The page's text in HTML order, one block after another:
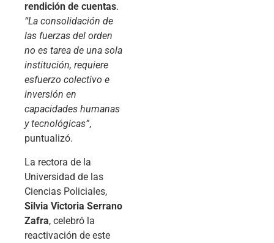
rendición de cuentas.
“La consolidación de
las fuerzas del orden
no es tarea de una sola
institución, requiere
esfuerzo colectivo e
inversión en
capacidades humanas
y tecnológicas”,
puntualizó.
La rectora de la
Universidad de las
Ciencias Policiales,
Silvia Victoria Serrano
Zafra, celebró la
reactivación de este